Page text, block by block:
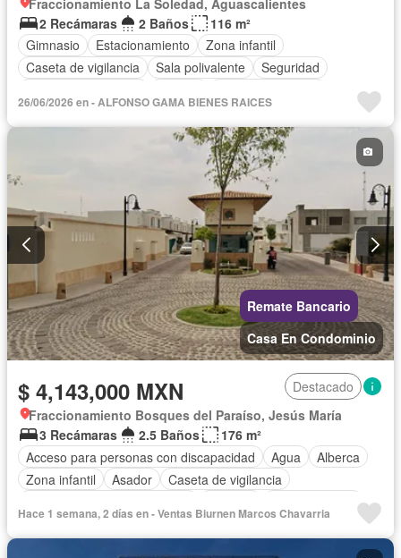
2 Recámaras
2 Baños
116 m²
Gimnasio
Estacionamiento
Zona infantil
Caseta de vigilancia
Sala polivalente
Seguridad
Sin amueblar
26/06/2026 en - ALFONSO GAMA BIENES RAICES
Remate Bancario
Casa En Condominio
$ 4,143,000 MXN
Destacado
Fraccionamiento Bosques del Paraíso, Jesús María
3 Recámaras
2.5 Baños
176 m²
Acceso para personas con discapacidad
Agua
Alberca
Zona infantil
Asador
Caseta de vigilancia
Cuarto de servicio
Electricidad
Estacionamiento
Hace 1 semana, 2 días en - Ventas Biurnen Marcos Chavarria